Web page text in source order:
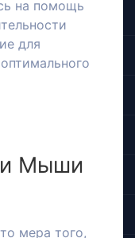
на помощь
для
Мыши
мера того,